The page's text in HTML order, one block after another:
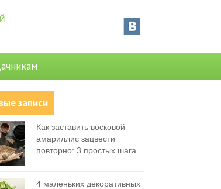
записи
Как заставить восковой
амариллис зацвести
повторно: 3 простых шага
4 маленьких декоративных